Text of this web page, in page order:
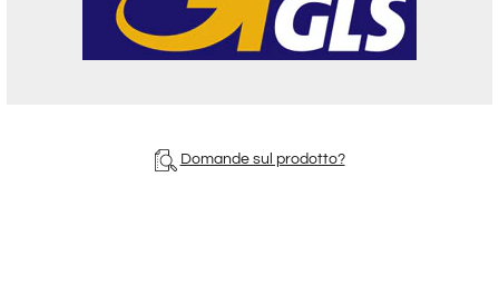
Domande sul prodotto?